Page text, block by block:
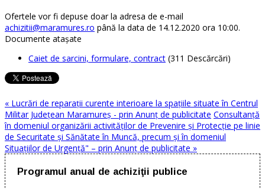
Ofertele vor fi depuse doar la adresa de e-mail
achizitii@maramures.ro până la data de 14.12.2020 ora 10:00.
Documente ataşate
Caiet de sarcini, formulare, contract (311 Descărcări)
« Lucrări de reparații curente interioare la spațiile situate în Centrul
Militar Județean Maramureș - prin Anunț de publicitate Consultanţă
în domeniul organizării activităţilor de Prevenire și Protecție pe linie
de Securitate și Sănătate în Muncă, precum și în domeniul
Situațiilor de Urgență" – prin Anunț de publicitate »
Programul anual de achiziţii publice